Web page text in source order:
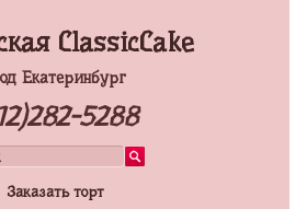
ClassicCake
Екатеринбург
5288
Заказать торт